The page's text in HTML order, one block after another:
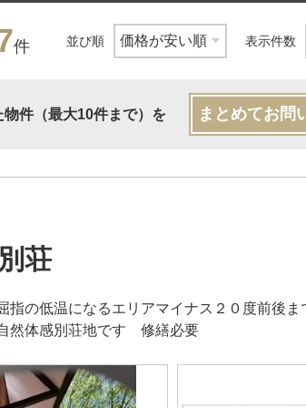
件 並び順 表示件数
件（最大10件まで）を まとめてお問
荘
指の低温になるエリアマイナス２０度前後
然体感別荘地です 修繕必要